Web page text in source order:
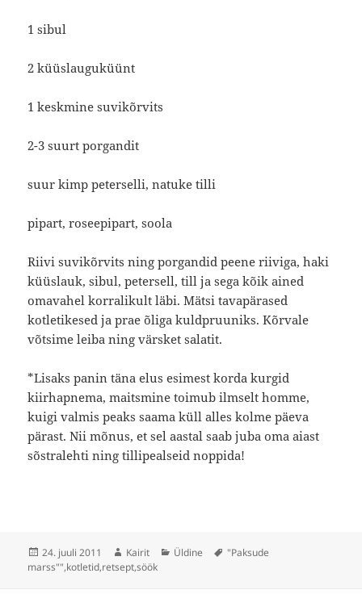
1 sibul
2 küüslauguküünt
1 keskmine suvikõrvits
2-3 suurt porgandit
suur kimp peterselli, natuke tilli
pipart, roseepipart, soola
Riivi suvikõrvits ning porgandid peene riiviga, haki
küüslauk, sibul, petersell, till ja sega kõik ained
omavahel korralikult läbi. Mätsi tavapärased
kotletikesed ja prae õliga kuldpruuniks. Kõrvale
võtsime leiba ning värsket salatit.
*Lisaks panin täna elus esimest korda kurgid
kiirhapnema, maitsmine toimub ilmselt homme,
kuigi valmis peaks saama küll alles kolme päeva
pärast. Nii mõnus, et sel aastal saab juba oma aiast
sõstralehti ning tillipealseid noppida!
Postitatud
24. juuli 2011 Autor
Kairit Rubriigid
Üldine Sildid
"Paksude
marss"",kotletid,retsept,söök